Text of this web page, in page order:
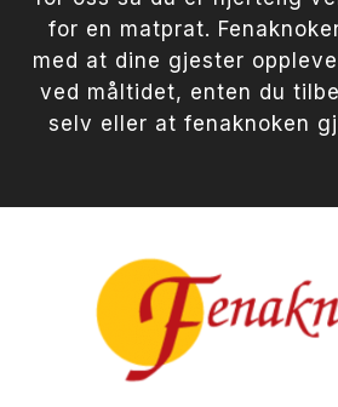
for en matprat.
med at dine gjester
ved måltidet, enten du
selv eller at fenaknoken